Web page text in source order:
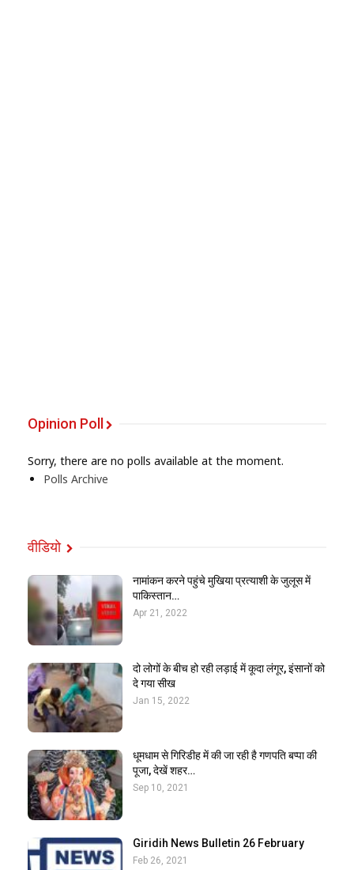
Opinion Poll
Sorry, there are no polls available at the moment.
Polls Archive
वीडियो
नामांकन करने पहुंचे मुखिया प्रत्याशी के जुलूस में
पाकिस्तान…
Apr 21, 2022
दो लोगों के बीच हो रही लड़ाई में कूदा लंगूर, इंसानों को
दे गया सीख
Jan 15, 2022
धूमधाम से गिरिडीह में की जा रही है गणपति बप्पा की
पूजा, देखें शहर…
Sep 10, 2021
Giridih News Bulletin 26 February
Feb 26, 2021